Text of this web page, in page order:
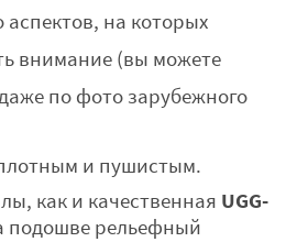
на которых
внимание (вы можете
по фото зарубежного
и пушистым.
как и качественная UGG-
подошве рельефный